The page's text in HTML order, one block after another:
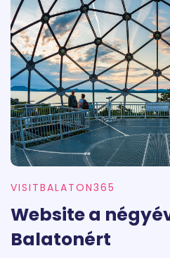
VISITBALATON365
Website a
Balatonért